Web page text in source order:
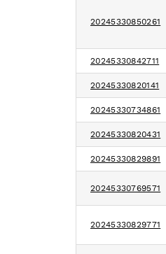
20245330850261
20245330842711
20245330820141
20245330734861
20245330820431
20245330829891
20245330769571
20245330829771